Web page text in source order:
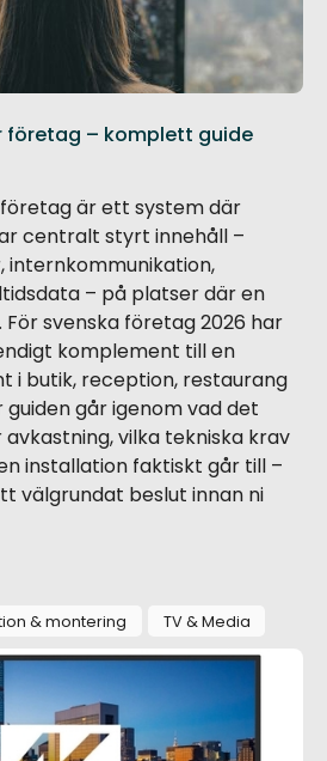
företag – komplett guide
är ett system där
centralt styrt innehåll –
internkommunikation,
– på platser där en
svenska företag 2026 har
komplement till en
i butik, reception, restaurang
går igenom vad det
vilka tekniska krav
installation faktiskt går till –
välgrundat beslut innan ni
& montering TV & Media